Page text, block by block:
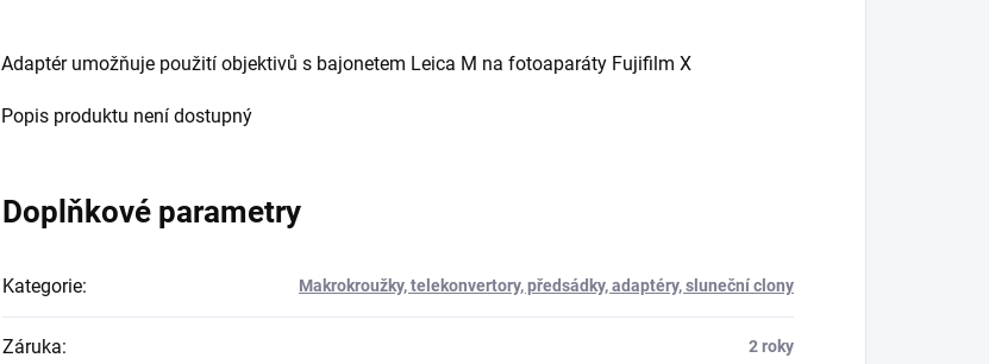
Adaptér umožňuje použití objektivů s bajonetem Leica M na fotoaparáty Fujifilm X
Popis produktu není dostupný
Doplňkové parametry
Kategorie: Makrokroužky, telekonvertory, předsádky, adaptéry, sluneční clony
Záruka: 2 roky